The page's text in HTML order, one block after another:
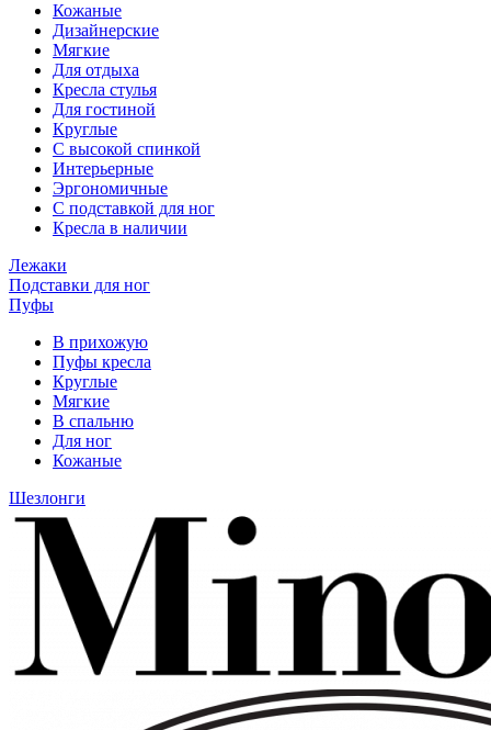
Кожаные
Дизайнерские
Мягкие
Для отдыха
Кресла стулья
Для гостиной
Круглые
С высокой спинкой
Интерьерные
Эргономичные
С подставкой для ног
Кресла в наличии
Лежаки
Подставки для ног
Пуфы
В прихожую
Пуфы кресла
Круглые
Мягкие
В спальню
Для ног
Кожаные
Шезлонги